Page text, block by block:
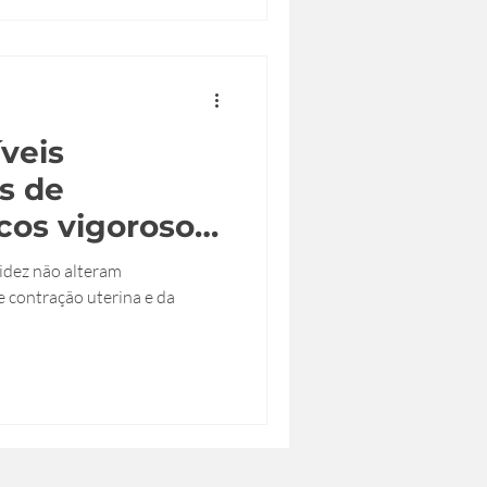
de
vigorosos
não alteram
contração uterina e da